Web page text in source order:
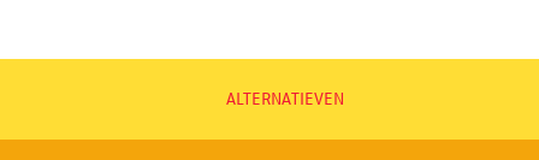
ALTERNATIEVEN